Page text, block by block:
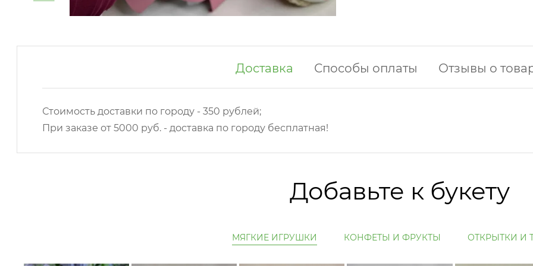
Доставка Способы оплаты Отзывы о
Стоимость доставки по городу - 350 рублей;
При заказе от 5000 руб. - доставка по городу бесплатная!
Добавьте к букету
МЯГКИЕ ИГРУШКИ КОНФЕТЫ И ФРУКТЫ ОТКРЫТКИ И